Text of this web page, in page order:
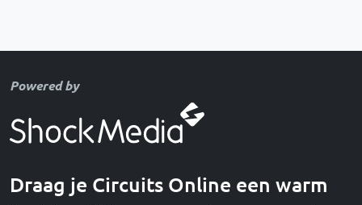
Powered by
Draag je Circuits Online een warm